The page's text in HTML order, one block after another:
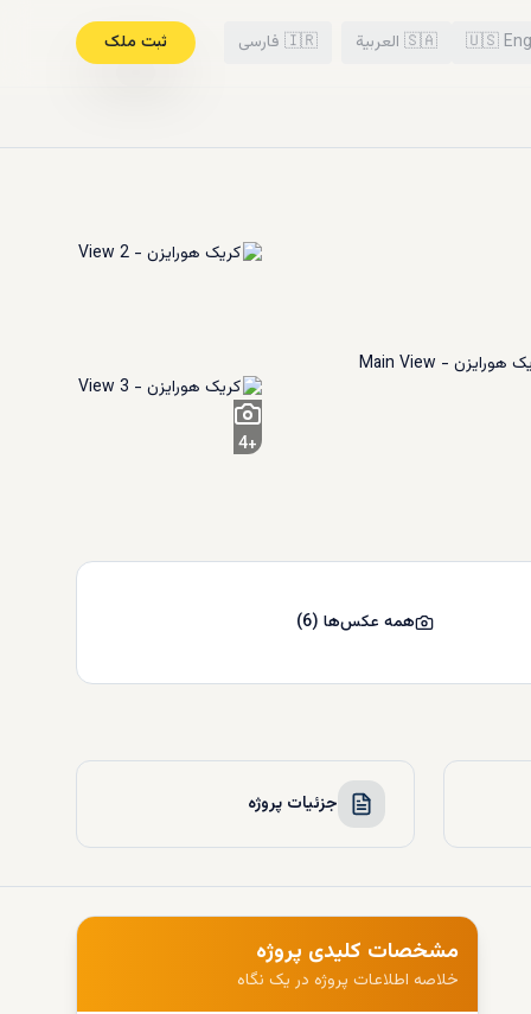
🇺🇸
🇸🇦 العربية 🇮🇷 فارسی ثبت ملک
+
4
همه عکس‌ها(
6
)
جزئیات پروژه
مشخصات کلیدی پروژه
خلاصه اطلاعات پروژه در یک نگاه